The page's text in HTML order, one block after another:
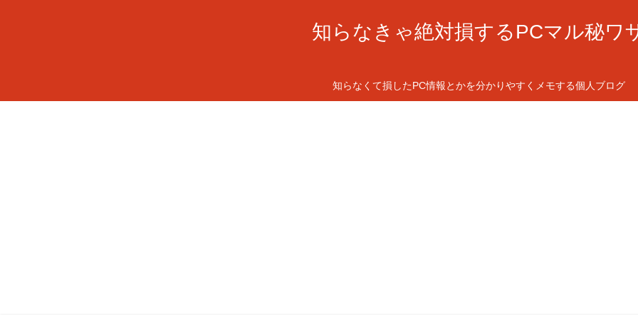
知らなきゃ絶対損するPCマル秘ワ
知らなくて損したPC情報とかを分かりやすくメモする個人ブログ